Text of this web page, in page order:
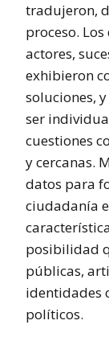
tradujeron,
proceso.
actores,
exhibieron
soluciones,
ser
cuestiones
y cercanas.
datos para
ciudadanía
posibilidad
públicas,
identidades
políticos.